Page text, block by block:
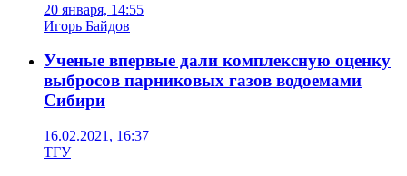
20 января, 14:55
Игорь Байдов
Ученые впервые дали комплексную оценку
выбросов парниковых газов водоемами
Сибири
16.02.2021, 16:37
ТГУ